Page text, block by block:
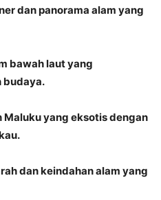
dan panorama alam yang
bawah laut yang
budaya.
Maluku yang eksotis dengan
dan keindahan alam yang